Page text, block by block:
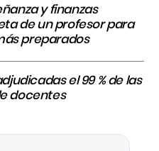
y finanzas
de un profesor para
preparados
el 99 % de las
docentes